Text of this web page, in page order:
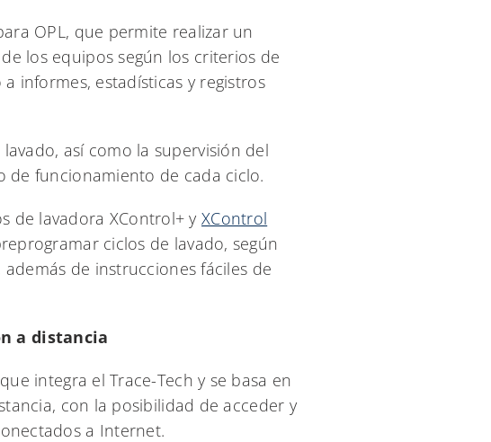
OPL, que permite realizar un
los equipos según los criterios de
informes, estadísticas y registros
así como la supervisión del
de funcionamiento de cada ciclo.
de lavadora XControl+ yXControl
ciclos de lavado, según
de instrucciones fáciles de
a distancia
integra el Trace-Tech y se basa en
con la posibilidad de acceder y
a Internet.